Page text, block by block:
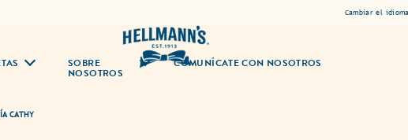
Cambiar el
SOBRE
NOSOTROS
COMUNÍCATE CON NOSOTROS
CATHY